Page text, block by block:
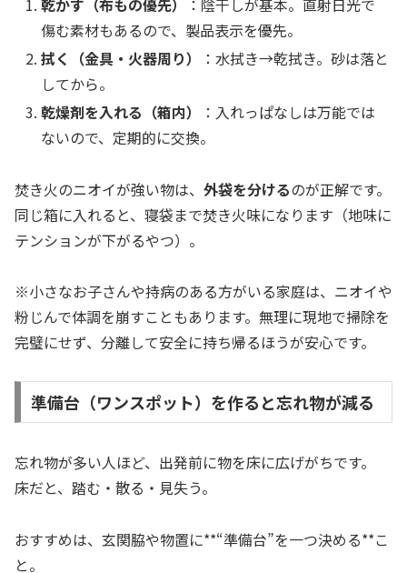
傷む素材もあるので、製品表示を優先。
拭く（金具・火器周り）
：水拭き→乾拭き。砂は落と
してから。
乾燥剤を入れる（箱内）
：入れっぱなしは万能では
ないので、定期的に交換。
焚き火のニオイが強い物は、 外袋を分けるのが正解です。
同じ箱に入れると、寝袋まで焚き火味になります（地味に
テンションが下がるやつ）。
※小さなお子さんや持病のある方がいる家庭は、ニオイや
粉じんで体調を崩すこともあります。無理に現地で掃除を
完璧にせず、分離して安全に持ち帰るほうが安心です。
準備台（ワンスポット）を作ると忘れ物が減る
忘れ物が多い人ほど、出発前に物を床に広げがちです。
床だと、踏む・散る・見失う。
おすすめは、玄関脇や物置に**“準備台”を一つ決める**こ
と。